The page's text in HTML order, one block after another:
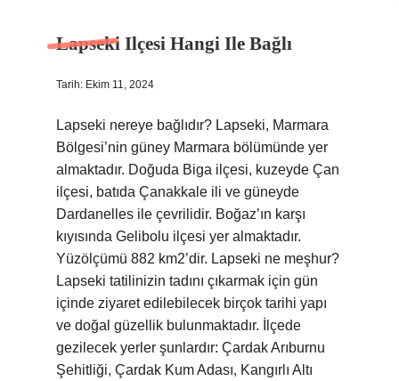
Lapseki Ilçesi Hangi Ile Bağlı
Tarih: Ekim 11, 2024
Lapseki nereye bağlıdır? Lapseki, Marmara
Bölgesi’nin güney Marmara bölümünde yer
almaktadır. Doğuda Biga ilçesi, kuzeyde Çan
ilçesi, batıda Çanakkale ili ve güneyde
Dardanelles ile çevrilidir. Boğaz’ın karşı
kıyısında Gelibolu ilçesi yer almaktadır.
Yüzölçümü 882 km2’dir. Lapseki ne meşhur?
Lapseki tatilinizin tadını çıkarmak için gün
içinde ziyaret edilebilecek birçok tarihi yapı
ve doğal güzellik bulunmaktadır. İlçede
gezilecek yerler şunlardır: Çardak Arıburnu
Şehitliği, Çardak Kum Adası, Kangırlı Altı